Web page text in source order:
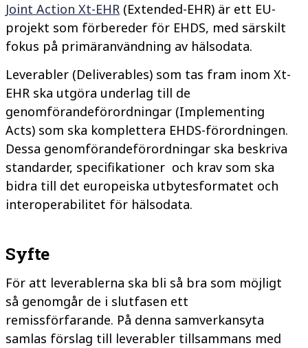
Joint Action Xt-EHR (Extended-EHR) är ett EU-
projekt som förbereder för EHDS, med särskilt
fokus på primäranvändning av hälsodata.
Leverabler (Deliverables) som tas fram inom Xt-
EHR ska utgöra underlag till de
genomförandeförordningar (Implementing
Acts) som ska komplettera EHDS-förordningen.
Dessa genomförandeförordningar ska beskriva
standarder, specifikationer och krav som ska
bidra till det europeiska utbytesformatet och
interoperabilitet för hälsodata.
Syfte
För att leverablerna ska bli så bra som möjligt
så genomgår de i slutfasen ett
remissförfarande. På denna samverkansyta
samlas förslag till leverabler tillsammans med